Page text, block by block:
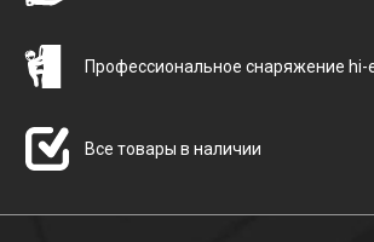
Профессиональное снаряжение hi-
Все товары в наличии